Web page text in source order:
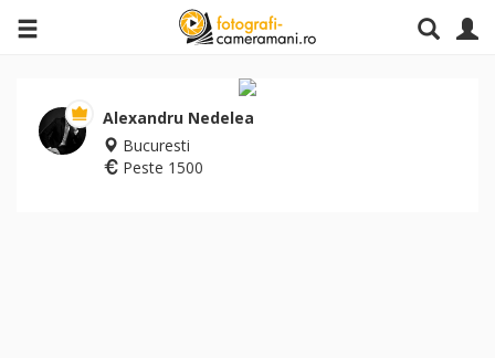
Alexandru Nedelea
Bucuresti
Peste 1500